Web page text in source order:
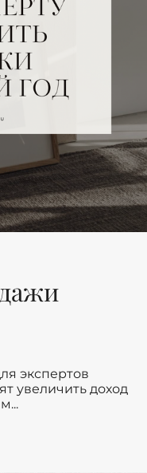
экспертов
увеличить доход